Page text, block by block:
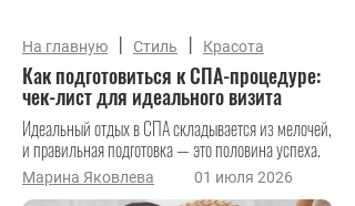
На главную | Стиль | Красота
Как подготовиться к СПА-процедуре:
чек-лист для идеального визита
Идеальный отдых в СПА складывается из мелочей,
и правильная подготовка — это половина успеха.
Марина Яковлева 01 июля 2026